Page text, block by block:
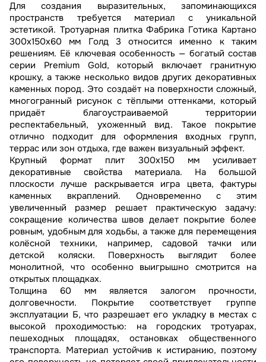
Для создания выразительных, запоминающихся
пространств требуется материал с уникальной
эстетикой. Тротуарная плитка Фабрика Готика Картано
300х150х60 мм Голд 3 относится именно к таким
решениям. Её ключевая особенность — богатый состав
серии Premium Gold, который включает гранитную
крошку, а также несколько видов других декоративных
каменных пород. Это создаёт на поверхности сложный,
многогранный рисунок с тёплыми оттенками, который
придаёт благоустраиваемой территории
респектабельный, ухоженный вид. Такое покрытие
отлично подходит для оформления входных групп,
террас или зон отдыха, где важен визуальный эффект.
Крупный формат плит 300х150 мм усиливает
декоративные свойства материала. На большой
плоскости лучше раскрывается игра цвета, фактуры
каменных вкраплений. Одновременно с этим
увеличенный размер решает практическую задачу:
сокращение количества швов делает покрытие более
ровным, удобным для ходьбы, а также для перемещения
колёсной техники, например, садовой тачки или
детской коляски. Поверхность выглядит более
монолитной, что особенно выигрышно смотрится на
открытых площадках.
Толщина 60 мм является залогом прочности,
долговечности. Покрытие соответствует группе
эксплуатации Б, что разрешает его укладку в местах с
высокой проходимостью: на городских тротуарах,
пешеходных площадях, остановках общественного
транспорта. Материал устойчив к истиранию, поэтому